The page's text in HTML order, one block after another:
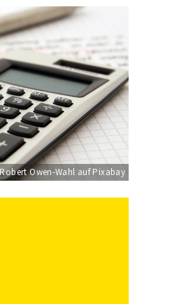
Owen-Wahl auf Pixabay